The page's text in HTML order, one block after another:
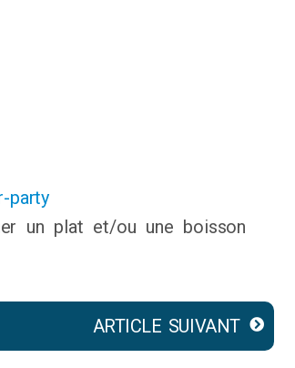
party
un plat et/ou une boisson
ARTICLE SUIVANT